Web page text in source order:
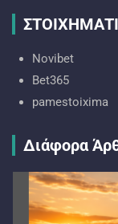
Novibet
Bet365
pamestoixima
Διάφορα